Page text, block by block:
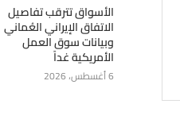
الأسواق تترقب تفاصيل
الاتفاق الإيراني العُماني
وبيانات سوق العمل
الأمريكية غداً
6 أغسطس، 2026